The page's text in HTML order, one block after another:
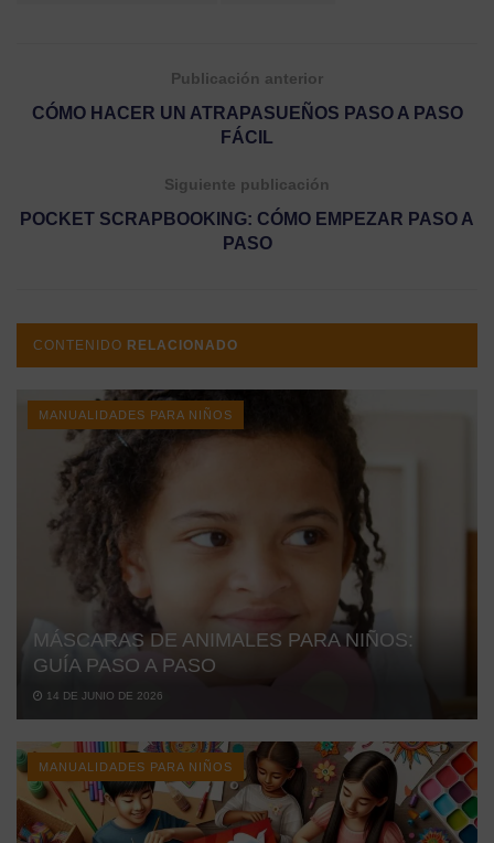
Publicación anterior
CÓMO HACER UN ATRAPASUEÑOS PASO A PASO
FÁCIL
Siguiente publicación
POCKET SCRAPBOOKING: CÓMO EMPEZAR PASO A
PASO
CONTENIDO RELACIONADO
MANUALIDADES PARA NIÑOS
MÁSCARAS DE ANIMALES PARA NIÑOS:
GUÍA PASO A PASO
14 DE JUNIO DE 2026
MANUALIDADES PARA NIÑOS